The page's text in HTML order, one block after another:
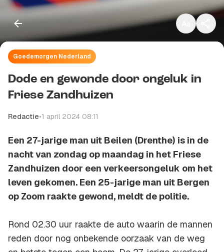
Goedemorgen Nederland
Dode en gewonde door ongeluk in
Friese Zandhuizen
Redactie•1 april 2024 08:11
Een 27-jarige man uit Beilen (Drenthe) is in de
nacht van zondag op maandag in het Friese
Zandhuizen door een verkeersongeluk om het
leven gekomen. Een 25-jarige man uit Bergen
op Zoom raakte gewond, meldt de politie.
Rond 02.30 uur raakte de auto waarin de mannen
reden door nog onbekende oorzaak van de weg